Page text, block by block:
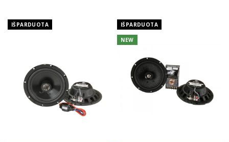
IŠPARDUOTA IŠPARDUOTA
NEW